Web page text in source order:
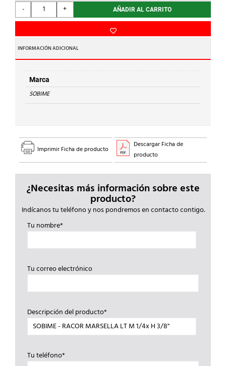
-
SOBIME
-
MARSELLA
LT
M
1/4x
H
3/8"
cantidad
+ AÑADIR AL CARRITO
INFORMACIÓN ADICIONAL
Marca
SOBIME
Imprimir Ficha de producto
Descargar Ficha de
producto
¿Necesitas más información sobre este
producto?
Indícanos tu teléfono y nos pondremos en contacto contigo.
Tu nombre*
Tu correo electrónico
Descripción del producto*
Tu teléfono*